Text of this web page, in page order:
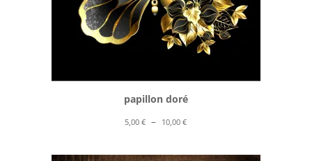
papillon doré
5,00€ – 10,00€Plage
prix :